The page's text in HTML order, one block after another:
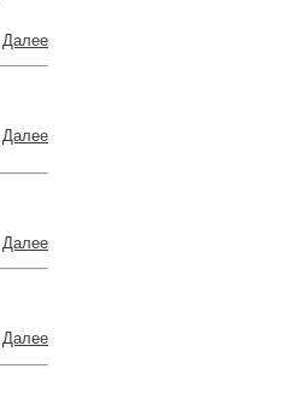
Далее
Далее
Далее
Далее